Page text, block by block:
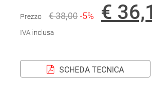
Prezzo € 38,00-5% €
IVA inclusa
SCHEDA TECNICA